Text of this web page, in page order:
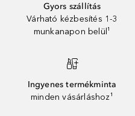
Gyors szállítás
Várható kézbesítés 1-3
munkanapon belül¹
Ingyenes termékminta
minden vásárláshoz¹